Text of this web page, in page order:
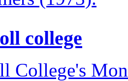
college
College's